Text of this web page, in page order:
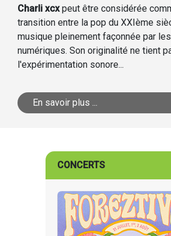
Charli xcxpeut être considérée
transition entre la pop du XXIème
musique pleinement façonnée par
numériques. Son originalité ne tient
l'expérimentation sonore...
En savoir plus ...
CONCERTS